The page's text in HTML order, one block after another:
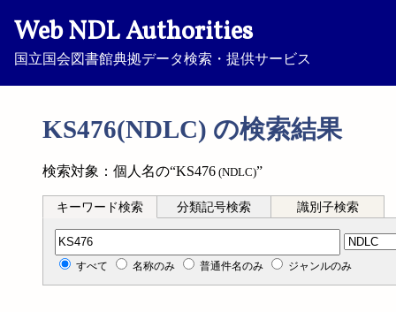
Web NDL Authorities
国立国会図書館典拠データ検索・提供サービス
KS476(NDLC) の検索結果
検索対象：個人名の“KS476 (NDLC)”
キーワード検索 分類記号検索 識別子検索
分類記号検索
すべて 名称のみ 普通件名のみ ジャンルのみ